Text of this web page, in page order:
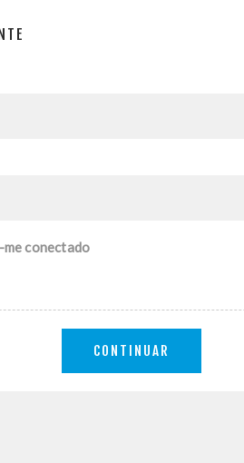
conectado
CONTINUAR